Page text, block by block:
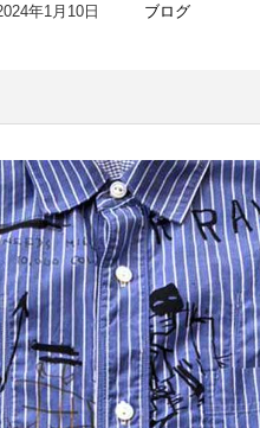
年1月10日
ブログ